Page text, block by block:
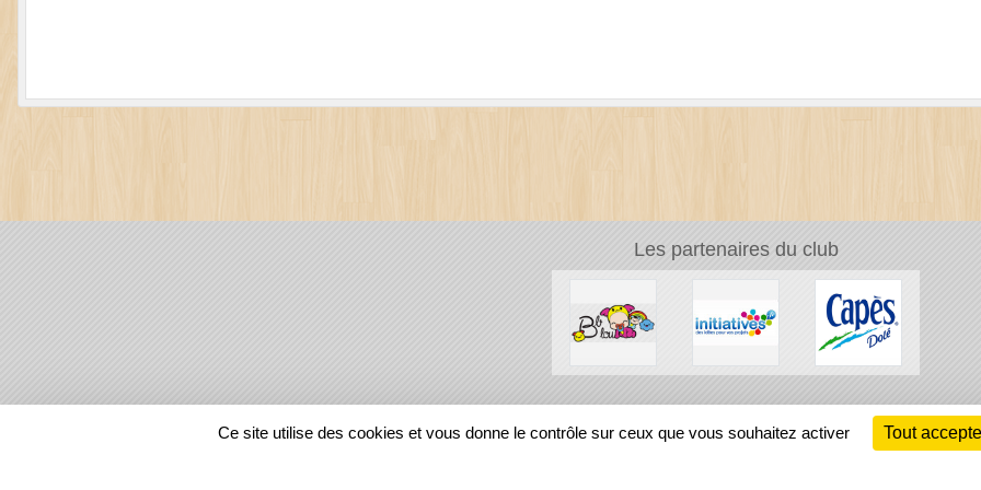
Les partenaires du club
REGIONS
Ce site utilise des cookies et vous donne le contrôle sur ceux que vous souhaitez activer Tout